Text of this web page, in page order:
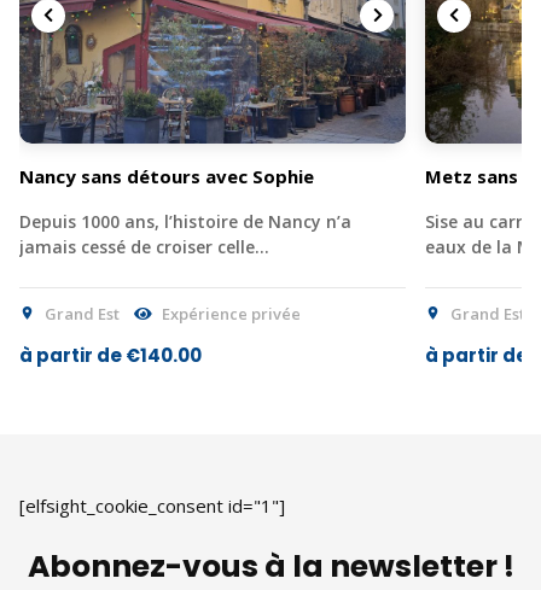
Nancy sans détours avec Sophie
Depuis 1000 ans, l’histoire de Nancy n’a
jamais cessé de croiser celle…
Grand Est Expérience privée
à partir de €140.00
Metz sans
Sise au
eaux de la
Grand Est
à partir de
[elfsight_cookie_consent id="1"]
Abonnez-vous à la newsletter !